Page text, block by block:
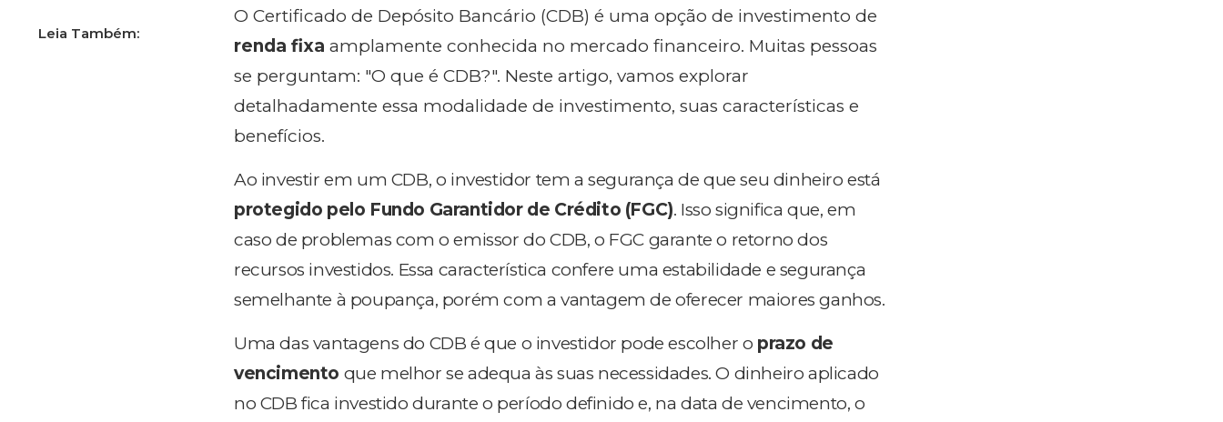
O Certificado de Depósito Bancário (CDB) é uma opção de investimento de
renda fixa amplamente conhecida no mercado financeiro. Muitas pessoas
se perguntam: "O que é CDB?". Neste artigo, vamos explorar
detalhadamente essa modalidade de investimento, suas características e
benefícios.
Ao investir em um CDB, o investidor tem a segurança de que seu dinheiro está
protegido pelo Fundo Garantidor de Crédito (FGC). Isso significa que, em
caso de problemas com o emissor do CDB, o FGC garante o retorno dos
recursos investidos. Essa característica confere uma estabilidade e segurança
semelhante à poupança, porém com a vantagem de oferecer maiores ganhos.
Uma das vantagens do CDB é que o investidor pode escolher o prazo de
vencimento que melhor se adequa às suas necessidades. O dinheiro aplicado
no CDB fica investido durante o período definido e, na data de vencimento, o